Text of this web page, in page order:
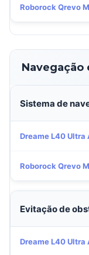
Roborock Qrevo
Navegação
Sistema de
Dreame L40 Ultra
Roborock Qrevo
Evitação de
Dreame L40 Ultra